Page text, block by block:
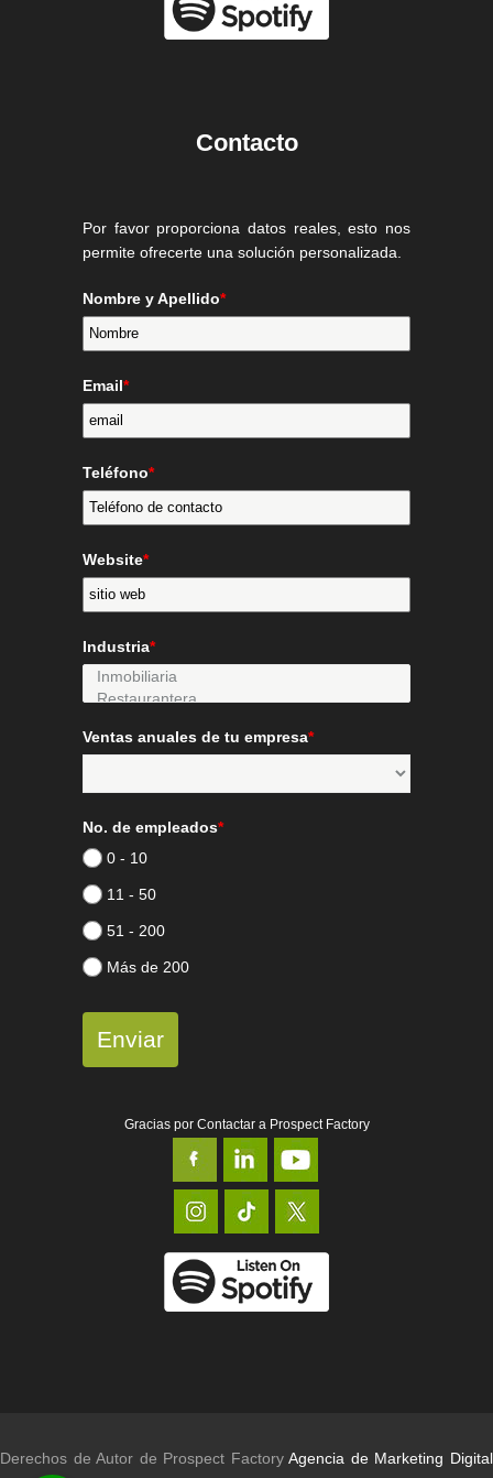
Contacto
Por favor proporciona datos reales, esto nos
permite ofrecerte una solución personalizada.
Nombre y Apellido*
Email*
Teléfono*
Website*
Industria*
Ventas anuales de tu empresa*
No. de empleados*
0 - 10
11 - 50
51 - 200
Más de 200
Enviar
Gracias por Contactar a Prospect Factory
Derechos de Autor de Prospect FactoryAgencia de Marketing Digital